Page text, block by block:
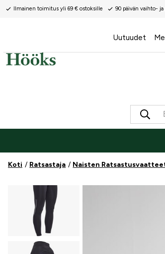
Ilmainen toimitus yli 69 € ostoksille 90 päivän vaihto-
Uutuudet
Koti Ratsastaja Naisten